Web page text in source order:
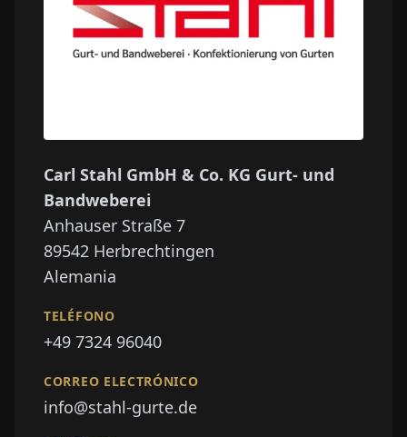
Carl Stahl GmbH & Co. KG Gurt- und
Bandweberei
Anhauser Straße 7
89542 Herbrechtingen
Alemania
TELÉFONO
+49 7324 96040
CORREO ELECTRÓNICO
info@stahl-gurte.de